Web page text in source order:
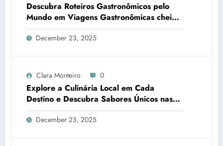
Descubra Roteiros Gastronômicos pelo
Mundo em Viagens Gastronômicas cheias
de sabores autênticos e experiências
imperdíveis
December 23, 2025
Clara Monteiro 0
Explore a Culinária Local em Cada
Destino e Descubra Sabores Únicos nas
Suas Viagens Gastronômicas
December 23, 2025